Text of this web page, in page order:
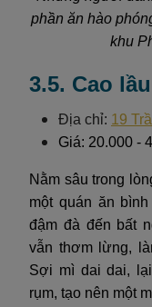
phần ăn hào
khu
3.5. Cao
Địa chỉ: 19
Giá: 20.000 -
Nằm sâu trong
một quán ăn
đậm đà đến bất
vẫn thơm lừng,
Sợi mì dai dai,
rụm, tạo nên một